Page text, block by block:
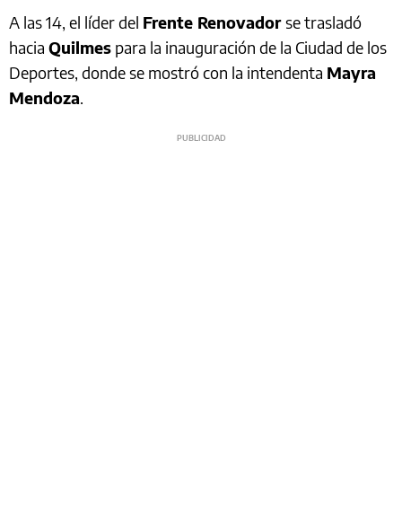
A las 14, el líder del Frente Renovadorse trasladó
hacia Quilmes para la inauguración de la Ciudad de los
Deportes, donde se mostró con la intendenta Mayra
Mendoza.